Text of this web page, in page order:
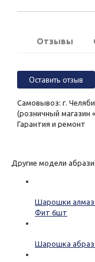
Отзывы
Оставить отзыв
Самовывоз: г.
(розничный магазин
Гарантия и ремонт
Другие модели
Шарошки
Фит 6шт
Шарошка